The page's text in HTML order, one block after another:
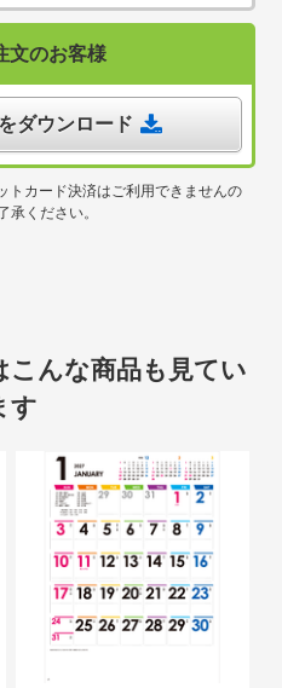
文のお客様
ダウンロード
カード決済はご利用できませんの
承ください。
こんな商品も見てい
す